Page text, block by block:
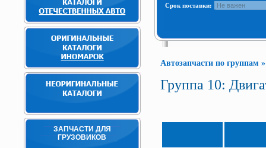
ЗАПЧАСТИ ДЛЯ
ГРУЗОВИКОВ
Срок поставки:
Автозапчасти по группам
Группа 10: